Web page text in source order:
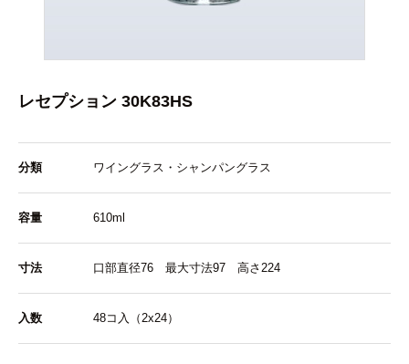
レセプション 30K83HS
分類 ワイングラス・シャンパングラス
容量 610ml
寸法 口部直径76 最大寸法97 高さ224
入数 48コ入（2x24）